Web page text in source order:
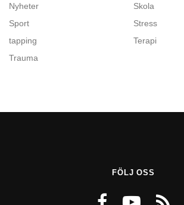
Nyheter
Skola
Sport
Stress
tapping
Terapi
Trauma
FÖLJ OSS